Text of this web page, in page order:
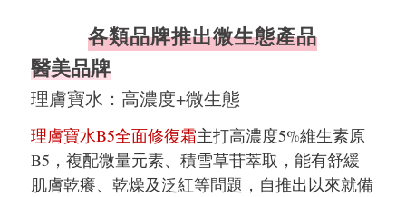
各類品牌推出微生態產品
醫美品牌
理膚寶水：高濃度+微生態
理膚寶水B5全面修復霜主打高濃度5%維生素原
B5，複配微量元素、積雪草苷萃取，能有舒緩
肌膚乾癢、乾燥及泛紅等問題，自推出以來就備